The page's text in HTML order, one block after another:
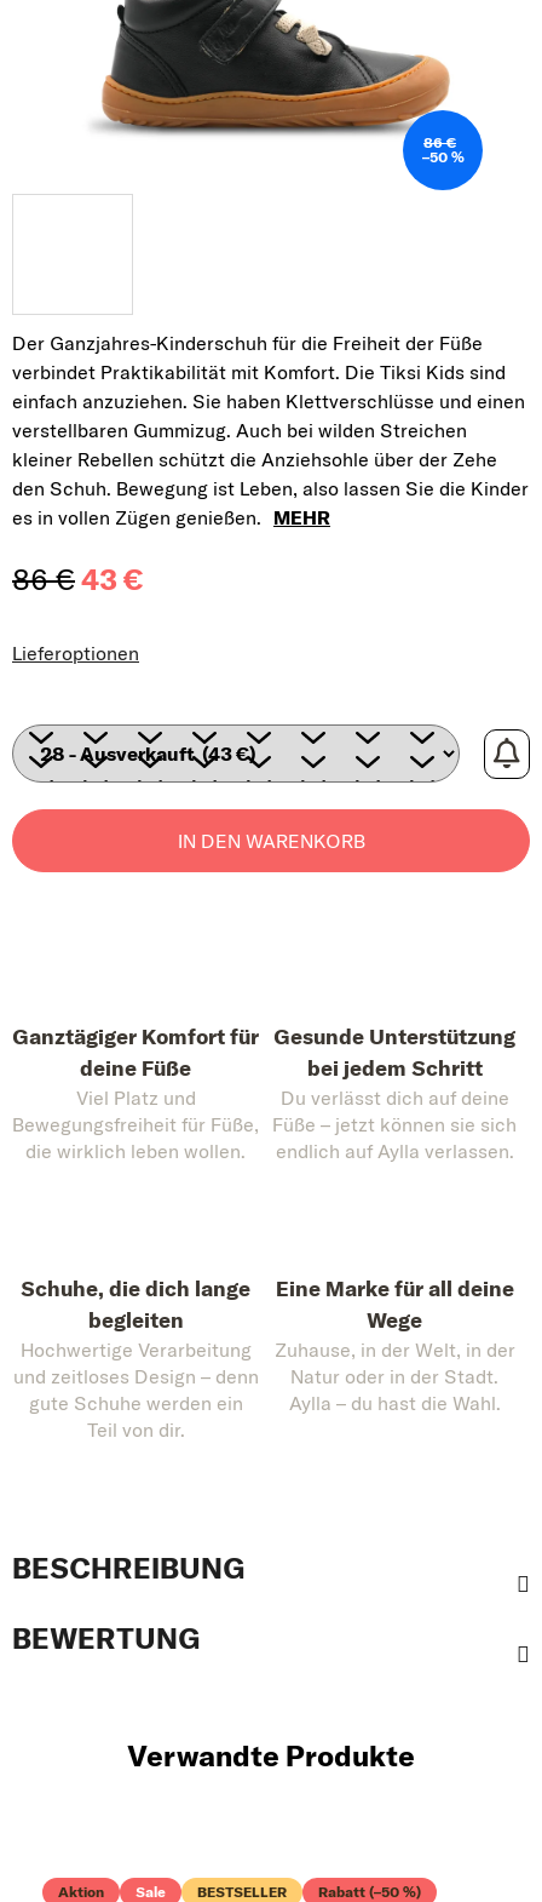
Der Ganzjahres-Kinderschuh für die Freiheit der Füße
verbindet Praktikabilität mit Komfort. Die Tiksi Kids sind
einfach anzuziehen. Sie haben Klettverschlüsse und einen
verstellbaren Gummizug. Auch bei wilden Streichen
kleiner Rebellen schützt die Anziehsohle über der Zehe
den Schuh. Bewegung ist Leben, also lassen Sie die Kinder
es in vollen Zügen genießen. MEHR
86 €43 €
Lieferoptionen
IN DEN WARENKORB
86 €
–50 %
Ganztägiger Komfort für
deine Füße
Viel Platz und
Bewegungsfreiheit für Füße,
die wirklich leben wollen.
Gesunde Unterstützung
bei jedem Schritt
Du verlässt dich auf deine
Füße – jetzt können sie sich
endlich auf Aylla verlassen.
Schuhe, die dich lange
begleiten
Hochwertige Verarbeitung
und zeitloses Design – denn
gute Schuhe werden ein
Teil von dir.
Eine Marke für all deine
Wege
Zuhause, in der Welt, in der
Natur oder in der Stadt.
Aylla – du hast die Wahl.
BESCHREIBUNG
BEWERTUNG
Verwandte Produkte
Aktion Sale BESTSELLER Rabatt (–50 %)